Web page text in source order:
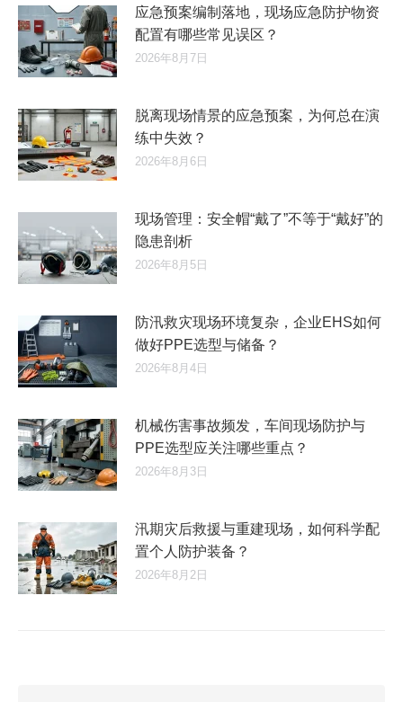
应急预案编制落地，现场应急防护物资
配置有哪些常见误区？
2026年8月7日
脱离现场情景的应急预案，为何总在演
练中失效？
2026年8月6日
现场管理：安全帽“戴了”不等于“戴好”的
隐患剖析
2026年8月5日
防汛救灾现场环境复杂，企业EHS如何
做好PPE选型与储备？
2026年8月4日
机械伤害事故频发，车间现场防护与
PPE选型应关注哪些重点？
2026年8月3日
汛期灾后救援与重建现场，如何科学配
置个人防护装备？
2026年8月2日